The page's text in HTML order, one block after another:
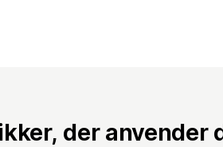
der anvender